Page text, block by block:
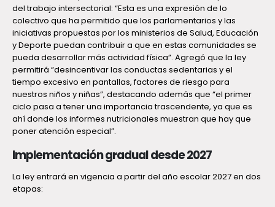
del trabajo intersectorial: “Esta es una expresión de lo
colectivo que ha permitido que los parlamentarios y las
iniciativas propuestas por los ministerios de Salud, Educación
y Deporte puedan contribuir a que en estas comunidades se
pueda desarrollar más actividad física”. Agregó que la ley
permitirá “desincentivar las conductas sedentarias y el
tiempo excesivo en pantallas, factores de riesgo para
nuestros niños y niñas”, destacando además que “el primer
ciclo pasa a tener una importancia trascendente, ya que es
ahí donde los informes nutricionales muestran que hay que
poner atención especial”.
Implementación gradual desde 2027
La ley entrará en vigencia a partir del año escolar 2027 en dos
etapas: